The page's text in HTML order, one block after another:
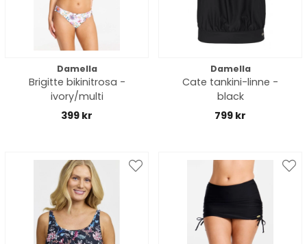
Damella
Brigitte bikinitrosa -
ivory/multi
399 kr
Damella
Cate tankini-linne -
black
799 kr